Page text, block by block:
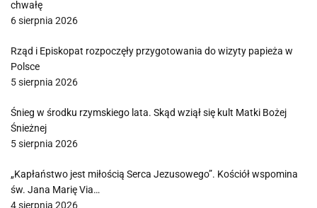
chwałę
6 sierpnia 2026
Rząd i Episkopat rozpoczęły przygotowania do wizyty papieża w
Polsce
5 sierpnia 2026
Śnieg w środku rzymskiego lata. Skąd wziął się kult Matki Bożej
Śnieżnej
5 sierpnia 2026
„Kapłaństwo jest miłością Serca Jezusowego”. Kościół wspomina
św. Jana Marię Via…
4 sierpnia 2026